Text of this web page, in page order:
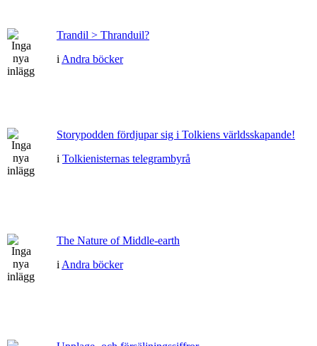
Trandil > Thranduil?
i Andra böcker
Storypodden fördjupar sig i Tolkiens världsskapande!
i Tolkienisternas telegrambyrå
The Nature of Middle-earth
i Andra böcker